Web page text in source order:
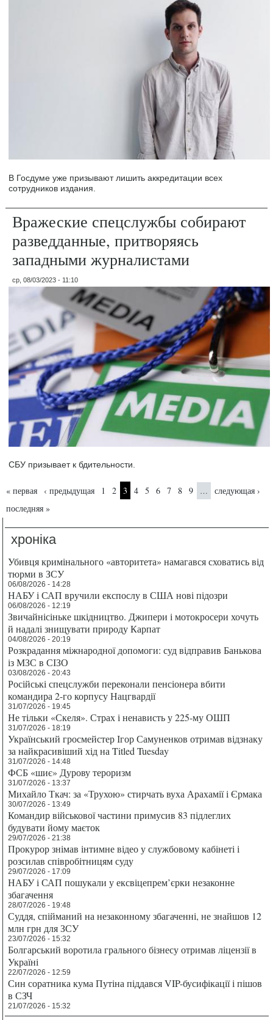
В Госдуме уже призывают лишить аккредитации всех
сотрудников издания.
Вражеские спецслужбы собирают
разведданные, притворяясь
западными журналистами
ср, 08/03/2023 - 11:10
СБУ призывает к бдительности.
Страницы
« первая ‹ предыдущая 1 2 3 4 5 6 7 8 9 …
следующая ›
последняя »
хроніка
Убивця кримінального «авторитета» намагався сховатись від
тюрми в ЗСУ
06/08/2026 - 14:28
НАБУ і САП вручили експослу в США нові підозри
06/08/2026 - 12:19
Звичайнісіньке шкідництво. Джипери і мотокросери хочуть
й надалі знищувати природу Карпат
04/08/2026 - 20:19
Розкрадання міжнародної допомоги: суд відправив Банькова
із МЗС в СІЗО
03/08/2026 - 20:43
Російські спецслужби переконали пенсіонера вбити
командира 2-го корпусу Нацгвардії
31/07/2026 - 19:45
Не тільки «Скеля». Страх і ненависть у 225-му ОШП
31/07/2026 - 18:19
Український гросмейстер Ігор Самуненков отримав відзнаку
за найкрасивіший хід на Titled Tuesday
31/07/2026 - 14:48
ФСБ «шиє» Дурову тероризм
31/07/2026 - 13:37
Михайло Ткач: за «Трухою» стирчать вуха Арахамії і Єрмака
30/07/2026 - 13:49
Командир військової частини примусив 83 підлеглих
будувати йому маєток
29/07/2026 - 21:38
Прокурор знімав інтимне відео у службовому кабінеті і
розсилав співробітницям суду
29/07/2026 - 17:09
НАБУ і САП пошукали у ексвіцепрем’єрки незаконне
збагачення
28/07/2026 - 19:48
Суддя, спійманий на незаконному збагаченні, не знайшов 12
млн грн для ЗСУ
23/07/2026 - 15:32
Болгарський воротила грального бізнесу отримав ліцензії в
Україні
22/07/2026 - 12:59
Син соратника кума Путіна піддався VIP-бусифікації і пішов
в СЗЧ
21/07/2026 - 15:32